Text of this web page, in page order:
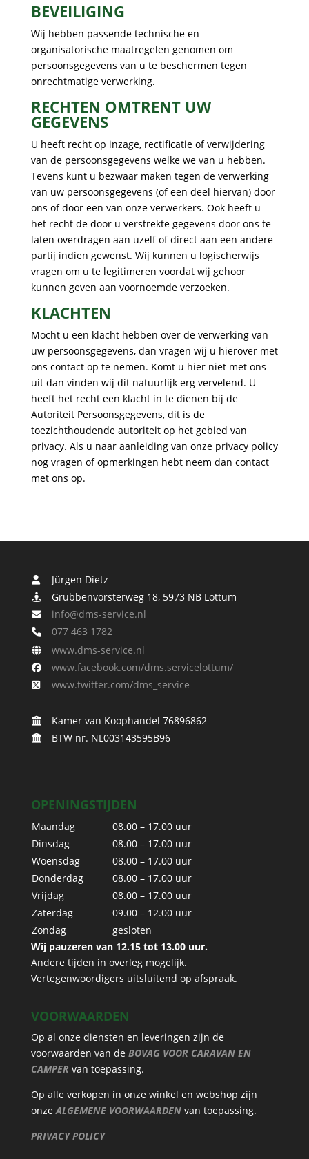
BEVEILIGING
Wij hebben passende technische en
organisatorische maatregelen genomen om
persoonsgegevens van u te beschermen tegen
onrechtmatige verwerking.
RECHTEN OMTRENT UW
GEGEVENS
U heeft recht op inzage, rectificatie of verwijdering
van de persoonsgegevens welke we van u hebben.
Tevens kunt u bezwaar maken tegen de verwerking
van uw persoonsgegevens (of een deel hiervan) door
ons of door een van onze verwerkers. Ook heeft u
het recht de door u verstrekte gegevens door ons te
laten overdragen aan uzelf of direct aan een andere
partij indien gewenst. Wij kunnen u logischerwijs
vragen om u te legitimeren voordat wij gehoor
kunnen geven aan voornoemde verzoeken.
KLACHTEN
Mocht u een klacht hebben over de verwerking van
uw persoonsgegevens, dan vragen wij u hierover met
ons contact op te nemen. Komt u hier niet met ons
uit dan vinden wij dit natuurlijk erg vervelend. U
heeft het recht een klacht in te dienen bij de
Autoriteit Persoonsgegevens, dit is de
toezichthoudende autoriteit op het gebied van
privacy. Als u naar aanleiding van onze privacy policy
nog vragen of opmerkingen hebt neem dan contact
met ons op.
Jürgen Dietz
Grubbenvorsterweg 18, 5973 NB Lottum
info@dms-service.nl
077 463 1782
www.dms-service.nl
www.facebook.com/dms.servicelottum/
www.twitter.com/dms_service
Kamer van Koophandel 76896862
BTW nr. NL003143595B96
OPENINGSTIJDEN
Maandag
08.00 – 17.00 uur
Dinsdag
08.00 – 17.00 uur
Woensdag
08.00 – 17.00 uur
Donderdag
08.00 – 17.00 uur
Vrijdag
08.00 – 17.00 uur
Zaterdag
09.00 – 12.00 uur
Zondag
gesloten
Wij pauzeren van 12.15 tot 13.00 uur.
Andere tijden in overleg mogelijk.
Vertegenwoordigers uitsluitend op afspraak.
VOORWAARDEN
Op al onze diensten en leveringen zijn de
voorwaarden van de BOVAG VOOR CARAVAN EN
CAMPER van toepassing.
Op alle verkopen in onze winkel en webshop zijn
onzeALGEMENE VOORWAARDENvan toepassing.
PRIVACY POLICY